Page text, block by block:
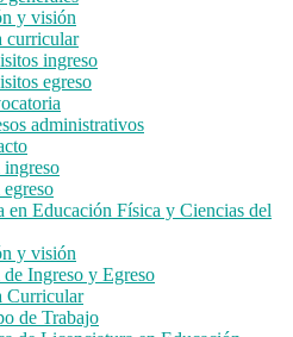
y visión
curricular
ingreso
egreso
administrativos
en Educación Física y Ciencias del
y visión
Ingreso y Egreso
Curricular
de Trabajo